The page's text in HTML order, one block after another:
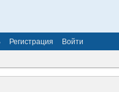
Регистрация Войти